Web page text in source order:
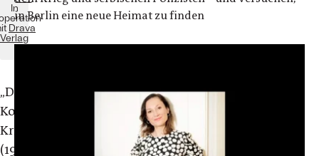
In
Drava
Verlag
„Der
Kosovo-
Krieg
(1998-
in Berlin eine neue Heimat zu finden